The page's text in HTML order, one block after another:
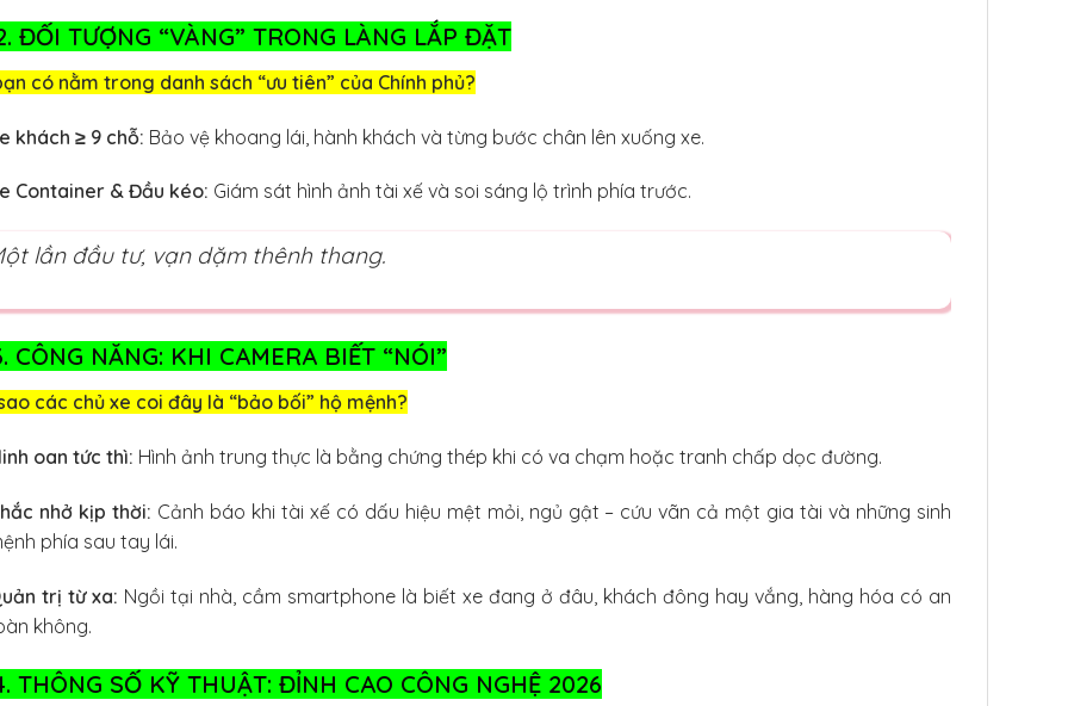
ĐỐI TƯỢNG “VÀNG” TRONG LÀNG LẮP ĐẶT
có nằm trong danh sách “ưu tiên” của Chính phủ?
khách ≥ 9 chỗ: Bảo vệ khoang lái, hành khách và từng bước chân lên xuống xe.
Container & Đầu kéo: Giám sát hình ảnh tài xế và soi sáng lộ trình phía trước.
lần đầu tư, vạn dặm thênh thang.
CÔNG NĂNG: KHI CAMERA BIẾT “NÓI”
các chủ xe coi đây là “bảo bối” hộ mệnh?
oan tức thì: Hình ảnh trung thực là bằng chứng thép khi có va chạm hoặc tranh chấp dọc đường.
nhở kịp thời: Cảnh báo khi tài xế có dấu hiệu mệt mỏi, ngủ gật – cứu vãn cả một gia tài và những sinh
phía sau tay lái.
trị từ xa: Ngồi tại nhà, cầm smartphone là biết xe đang ở đâu, khách đông hay vắng, hàng hóa có an
không.
THÔNG SỐ KỸ THUẬT: ĐỈNH CAO CÔNG NGHỆ 2026